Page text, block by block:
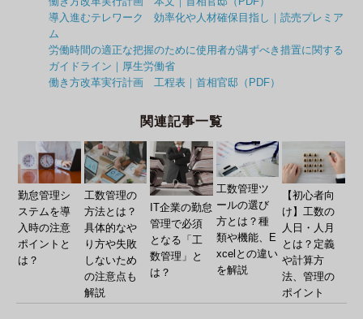
導入進むテレワーク 効率化や人材確保目指し｜読売プレミア
ム
労働時間の適正な把握のために使用者が講ずべき措置に関する
ガイドライン｜厚生労働省
働き方改革実行計画 工程表｜首相官邸（PDF）
関連記事一覧
勤怠管理シ
ステムを導
入時の注意
ポイントと
は？
工数管理の
方法とは？
具体的なや
り方や失敗
しないため
の注意点も
解説
IT企業の勤怠
管理で必須
となる「工
数管理」と
は？
工数管理ツ
ールの選び
方とは？種
類や機能、E
xcelとの違い
を解説
【初心者向
け】工数の
人日・人月
とは？定義
や計算方
法、管理の
ポイント